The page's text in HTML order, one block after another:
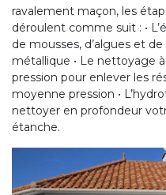
ravalement maçon, les
déroulent comme suit : •
de mousses, d’algues et de
métallique • Le nettoyage
pression pour enlever les
moyenne pression •
nettoyer en profondeur
étanche.